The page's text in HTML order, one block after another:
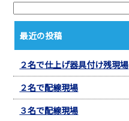
最近の投稿
２名で仕上げ器具付け残現場
２名で配線現場
３名で配線現場